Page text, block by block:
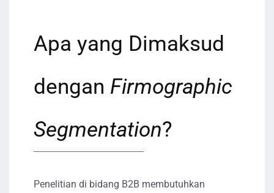
Apa yang Dimaksud
dengan Firmographic
Segmentation?
Penelitian di bidang B2B membutuhkan